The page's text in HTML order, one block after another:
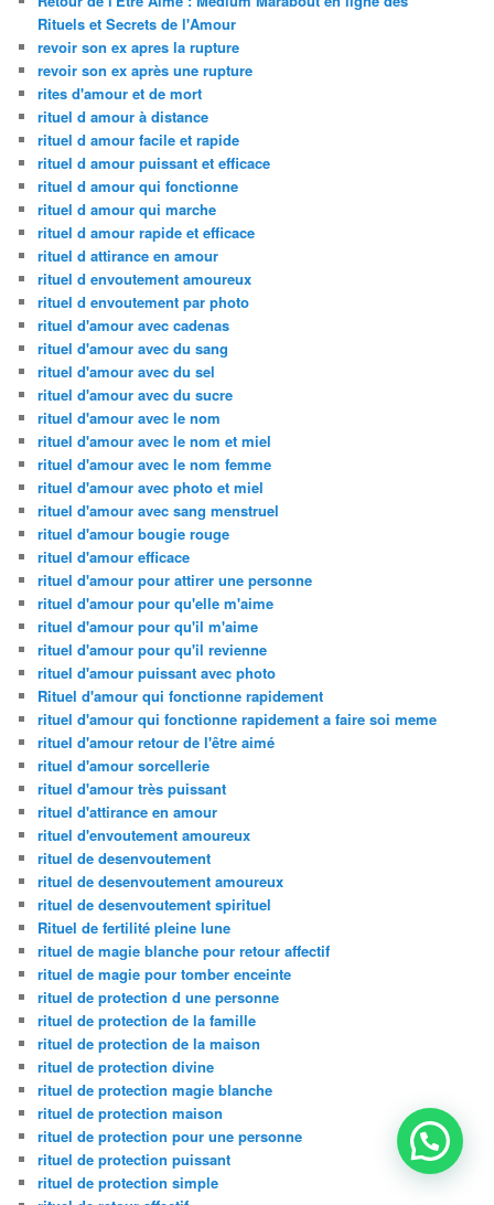
Rituels et Secrets de l'Amour
revoir son ex apres la rupture
revoir son ex après une rupture
rites d'amour et de mort
rituel d amour à distance
rituel d amour facile et rapide
rituel d amour puissant et efficace
rituel d amour qui fonctionne
rituel d amour qui marche
rituel d amour rapide et efficace
rituel d attirance en amour
rituel d envoutement amoureux
rituel d envoutement par photo
rituel d'amour avec cadenas
rituel d'amour avec du sang
rituel d'amour avec du sel
rituel d'amour avec du sucre
rituel d'amour avec le nom
rituel d'amour avec le nom et miel
rituel d'amour avec le nom femme
rituel d'amour avec photo et miel
rituel d'amour avec sang menstruel
rituel d'amour bougie rouge
rituel d'amour efficace
rituel d'amour pour attirer une personne
rituel d'amour pour qu'elle m'aime
rituel d'amour pour qu'il m'aime
rituel d'amour pour qu'il revienne
rituel d'amour puissant avec photo
Rituel d'amour qui fonctionne rapidement
rituel d'amour qui fonctionne rapidement a faire soi meme
rituel d'amour retour de l'être aimé
rituel d'amour sorcellerie
rituel d'amour très puissant
rituel d'attirance en amour
rituel d'envoutement amoureux
rituel de desenvoutement
rituel de desenvoutement amoureux
rituel de desenvoutement spirituel
Rituel de fertilité pleine lune
rituel de magie blanche pour retour affectif
rituel de magie pour tomber enceinte
rituel de protection d une personne
rituel de protection de la famille
rituel de protection de la maison
rituel de protection divine
rituel de protection magie blanche
rituel de protection maison
rituel de protection pour une personne
rituel de protection puissant
rituel de protection simple